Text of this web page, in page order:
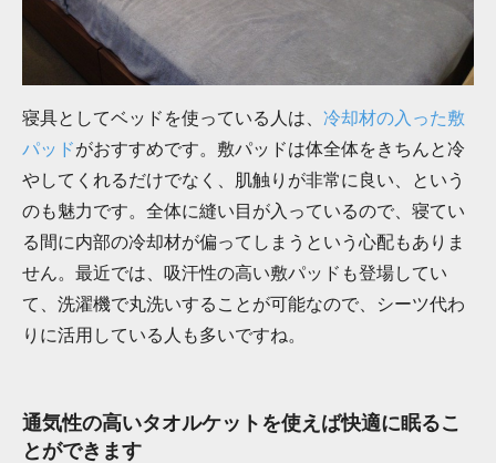
寝具としてベッドを使っている人は、 冷却材の入った敷
パッドがおすすめです。敷パッドは体全体をきちんと冷
やしてくれるだけでなく、肌触りが非常に良い、という
のも魅力です。全体に縫い目が入っているので、寝てい
る間に内部の冷却材が偏ってしまうという心配もありま
せん。最近では、吸汗性の高い敷パッドも登場してい
て、洗濯機で丸洗いすることが可能なので、シーツ代わ
りに活用している人も多いですね。
通気性の高いタオルケットを使えば快適に眠るこ
とができます